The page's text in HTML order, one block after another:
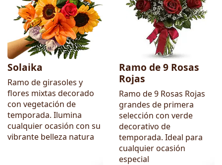
Solaika
Ramo de girasoles y
flores mixtas decorado
con vegetación de
temporada. Ilumina
cualquier ocasión con su
vibrante belleza natura
Ramo de 9 Rosas
Rojas
Ramo de 9 Rosas Rojas
grandes de primera
selección con verde
decorativo de
temporada. Ideal para
cualquier ocasión
especial